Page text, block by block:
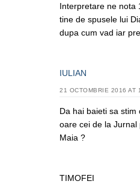
Interpretare ne nota
tine de spusele lui
dupa cum vad iar
IULIAN
21 OCTOMBRIE 2016 AT
Da hai baieti sa stim
oare cei de la
Maia ?
TIMOFEI